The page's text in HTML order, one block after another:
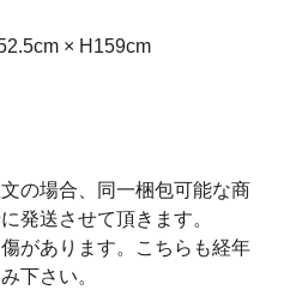
× H159cm
の場合、同一梱包可能な商
発送させて頂きます。
があります。こちらも経年
下さい。